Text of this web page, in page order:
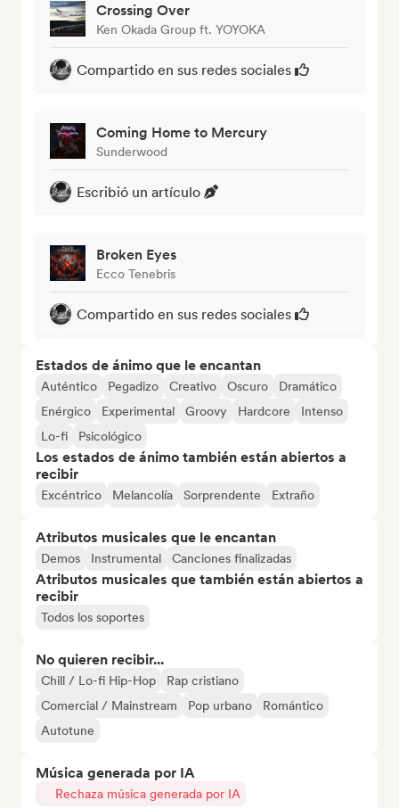
Crossing Over
Ken Okada Group ft. YOYOKA
Compartido en sus redes sociales
Coming Home to Mercury
Sunderwood
Escribió un artículo
Broken Eyes
Ecco Tenebris
Compartido en sus redes sociales
Estados de ánimo que le encantan
Auténtico Pegadizo Creativo Oscuro
Dramático
Enérgico
Experimental Groovy Hardcore
Intenso
Lo-fi
Psicológico
Los estados de ánimo también están abiertos a
recibir
Excéntrico Melancolía Sorprendente Extraño
Atributos musicales que le encantan
Demos Instrumental Canciones finalizadas
Atributos musicales que también están abiertos a
recibir
Todos los soportes
No quieren recibir...
Chill / Lo-fi Hip-Hop
Rap cristiano
Comercial / Mainstream
Pop urbano
Romántico
Autotune
Música generada por IA
Rechaza música generada por IA